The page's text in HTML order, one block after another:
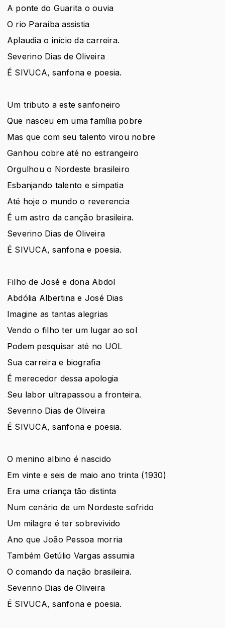
A ponte do Guarita o ouvia
O rio Paraíba assistia
Aplaudia o início da carreira.
Severino Dias de Oliveira
É SIVUCA, sanfona e poesia.
Um tributo a este sanfoneiro
Que nasceu em uma família pobre
Mas que com seu talento virou nobre
Ganhou cobre até no estrangeiro
Orgulhou o Nordeste brasileiro
Esbanjando talento e simpatia
Até hoje o mundo o reverencia
É um astro da canção brasileira.
Severino Dias de Oliveira
É SIVUCA, sanfona e poesia.
Filho de José e dona Abdol
Abdólia Albertina e José Dias
Imagine as tantas alegrias
Vendo o filho ter um lugar ao sol
Podem pesquisar até no UOL
Sua carreira e biografia
É merecedor dessa apologia
Seu labor ultrapassou a fronteira.
Severino Dias de Oliveira
É SIVUCA, sanfona e poesia.
O menino albino é nascido
Em vinte e seis de maio ano trinta (1930)
Era uma criança tão distinta
Num cenário de um Nordeste sofrido
Um milagre é ter sobrevivido
Ano que João Pessoa morria
Também Getúlio Vargas assumia
O comando da nação brasileira.
Severino Dias de Oliveira
É SIVUCA, sanfona e poesia.